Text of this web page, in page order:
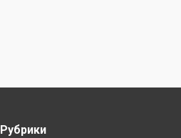
Рубрики